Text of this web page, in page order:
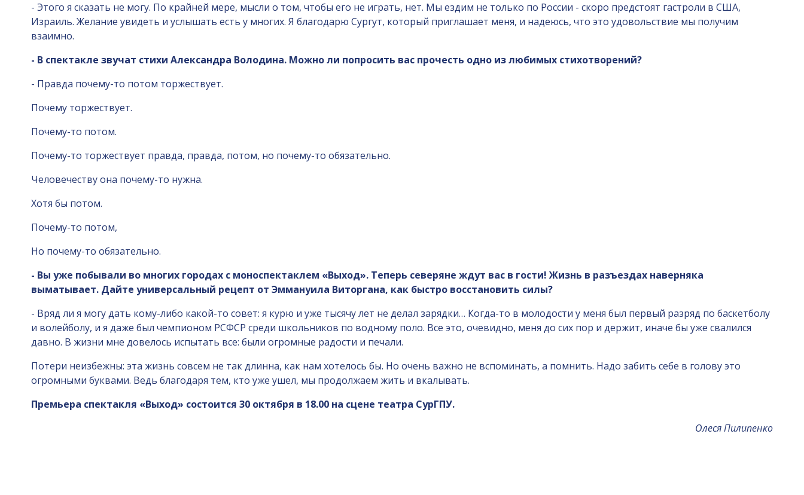
- Этого я сказать не могу. По крайней мере, мысли о том, чтобы его не играть, нет. Мы ездим не только по России - скоро предстоят гастроли в США,
Израиль. Желание увидеть и услышать есть у многих. Я благодарю Сургут, который приглашает меня, и надеюсь, что это удовольствие мы получим
взаимно.
- В спектакле звучат стихи Александра Володина. Можно ли попросить вас прочесть одно из любимых стихотворений?
- Правда почему-то потом торжествует.
Почему торжествует.
Почему-то потом.
Почему-то торжествует правда, правда, потом, но почему-то обязательно.
Человечеству она почему-то нужна.
Хотя бы потом.
Почему-то потом,
Но почему-то обязательно.
- Вы уже побывали во многих городах с моноспектаклем «Выход». Теперь северяне ждут вас в гости! Жизнь в разъездах наверняка
выматывает. Дайте универсальный рецепт от Эммануила Виторгана, как быстро восстановить силы?
- Вряд ли я могу дать кому-либо какой-то совет: я курю и уже тысячу лет не делал зарядки… Когда-то в молодости у меня был первый разряд по баскетболу
и волейболу, и я даже был чемпионом РСФСР среди школьников по водному поло. Все это, очевидно, меня до сих пор и держит, иначе бы уже свалился
давно. В жизни мне довелось испытать все: были огромные радости и печали.
Потери неизбежны: эта жизнь совсем не так длинна, как нам хотелось бы. Но очень важно не вспоминать, а помнить. Надо забить себе в голову это
огромными буквами. Ведь благодаря тем, кто уже ушел, мы продолжаем жить и вкалывать.
Премьера спектакля «Выход» состоится 30 октября в 18.00 на сцене театра СурГПУ.
Олеся Пилипенко